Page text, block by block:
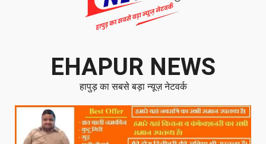
EHAPUR NEWS
हापुड़ का सबसे बड़ा न्यूज़ नेटवर्क